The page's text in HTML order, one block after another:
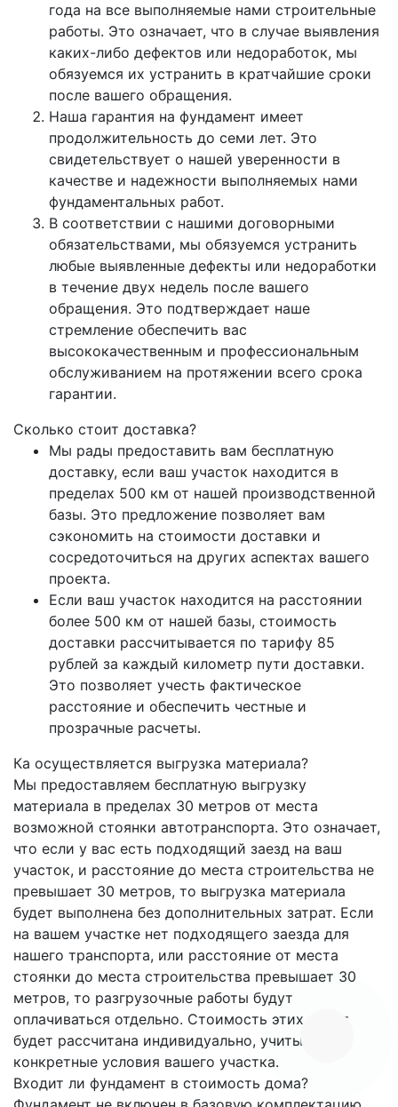
года на все выполняемые нами строительные
работы. Это означает, что в случае выявления
каких-либо дефектов или недоработок, мы
обязуемся их устранить в кратчайшие сроки
после вашего обращения.
Наша гарантия на фундамент имеет
продолжительность до семи лет. Это
свидетельствует о нашей уверенности в
качестве и надежности выполняемых нами
фундаментальных работ.
В соответствии с нашими договорными
обязательствами, мы обязуемся устранить
любые выявленные дефекты или недоработки
в течение двух недель после вашего
обращения. Это подтверждает наше
стремление обеспечить вас
высококачественным и профессиональным
обслуживанием на протяжении всего срока
гарантии.
Сколько стоит доставка?
Мы рады предоставить вам бесплатную
доставку, если ваш участок находится в
пределах 500 км от нашей производственной
базы. Это предложение позволяет вам
сэкономить на стоимости доставки и
сосредоточиться на других аспектах вашего
проекта.
Если ваш участок находится на расстоянии
более 500 км от нашей базы, стоимость
доставки рассчитывается по тарифу 85
рублей за каждый километр пути доставки.
Это позволяет учесть фактическое
расстояние и обеспечить честные и
прозрачные расчеты.
Ка осуществляется выгрузка материала?
Мы предоставляем бесплатную выгрузку
материала в пределах 30 метров от места
возможной стоянки автотранспорта. Это означает,
что если у вас есть подходящий заезд на ваш
участок, и расстояние до места строительства не
превышает 30 метров, то выгрузка материала
будет выполнена без дополнительных затрат. Если
на вашем участке нет подходящего заезда для
нашего транспорта, или расстояние от места
стоянки до места строительства превышает 30
метров, то разгрузочные работы будут
оплачиваться отдельно. Стоимость этих работ
будет рассчитана индивидуально, учитывая
конкретные условия вашего участка.
Входит ли фундамент в стоимость дома?